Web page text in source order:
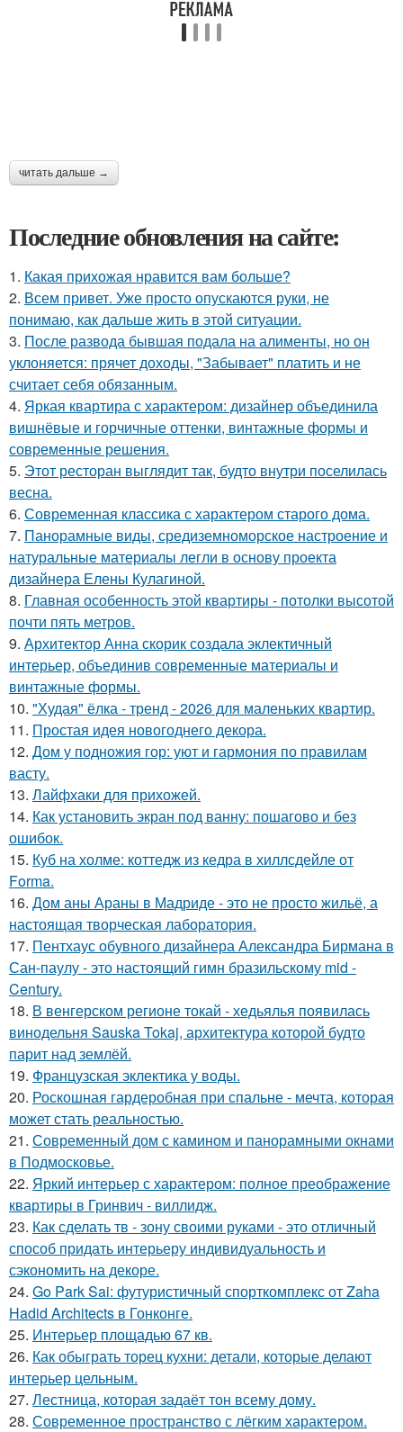
читать дальше →
Последние обновления на сайте:
1. Какая прихожая нравится вам больше?
2. Всем привет. Уже просто опускаются руки, не
понимаю, как дальше жить в этой ситуации.
3. После развода бывшая подала на алименты, но он
уклоняется: прячет доходы, "Забывает" платить и не
считает себя обязанным.
4. Яркая квартира с характером: дизайнер объединила
вишнёвые и горчичные оттенки, винтажные формы и
современные решения.
5. Этот ресторан выглядит так, будто внутри поселилась
весна.
6. Современная классика с характером старого дома.
7. Панорамные виды, средиземноморское настроение и
натуральные материалы легли в основу проекта
дизайнера Елены Кулагиной.
8. Главная особенность этой квартиры - потолки высотой
почти пять метров.
9. Архитектор Анна скорик создала эклектичный
интерьер, объединив современные материалы и
винтажные формы.
10. "Худая" ёлка - тренд - 2026 для маленьких квартир.
11. Простая идея новогоднего декора.
12. Дом у подножия гор: уют и гармония по правилам
васту.
13. Лайфхаки для прихожей.
14. Как установить экран под ванну: пошагово и без
ошибок.
15. Куб на холме: коттедж из кедра в хиллсдейле от
Forma.
16. Дом аны Араны в Мадриде - это не просто жильё, а
настоящая творческая лаборатория.
17. Пентхаус обувного дизайнера Александра Бирмана в
Сан-паулу - это настоящий гимн бразильскому mid -
Century.
18. В венгерском регионе токай - хедьялья появилась
винодельня Sauska Tokaj, архитектура которой будто
парит над землёй.
19. Французская эклектика у воды.
20. Роскошная гардеробная при спальне - мечта, которая
может стать реальностью.
21. Современный дом с камином и панорамными окнами
в Подмосковье.
22. Яркий интерьер с характером: полное преображение
квартиры в Гринвич - виллидж.
23. Как сделать тв - зону своими руками - это отличный
способ придать интерьеру индивидуальность и
сэкономить на декоре.
24. Go Park Sai: футуристичный спорткомплекс от Zaha
Hadid Architects в Гонконге.
25. Интерьер площадью 67 кв.
26. Как обыграть торец кухни: детали, которые делают
интерьер цельным.
27. Лестница, которая задаёт тон всему дому.
28. Современное пространство с лёгким характером.